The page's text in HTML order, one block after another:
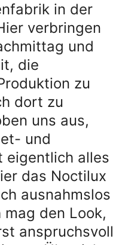
in der
verbringen
und
die
zu
dort zu
uns aus,
und
eigentlich alles
das Noctilux
ausnahmslos
den Look,
anspruchsvoll